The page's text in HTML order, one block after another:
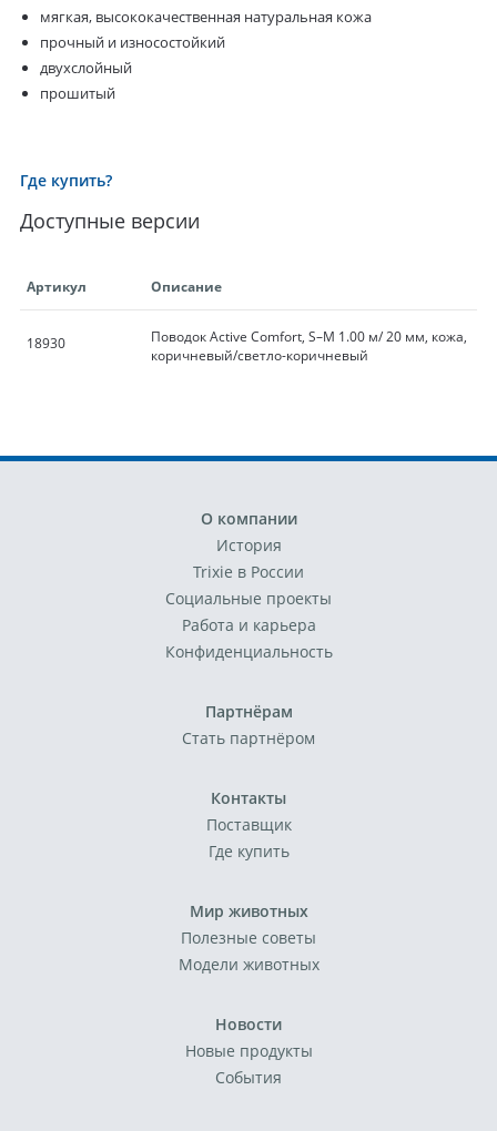
мягкая, высококачественная натуральная кожа
прочный и износостойкий
двухслойный
прошитый
Где купить?
Доступные версии
Артикул Описание
18930
Поводок Active Comfort, S–M 1.00 м/ 20 мм, кожа,
коричневый/светло-коричневый
О компании
История
Trixie в России
Социальные проекты
Работа и карьера
Конфиденциальность
Партнёрам
Стать партнёром
Контакты
Поставщик
Где купить
Мир животных
Полезные советы
Модели животных
Новости
Новые продукты
События